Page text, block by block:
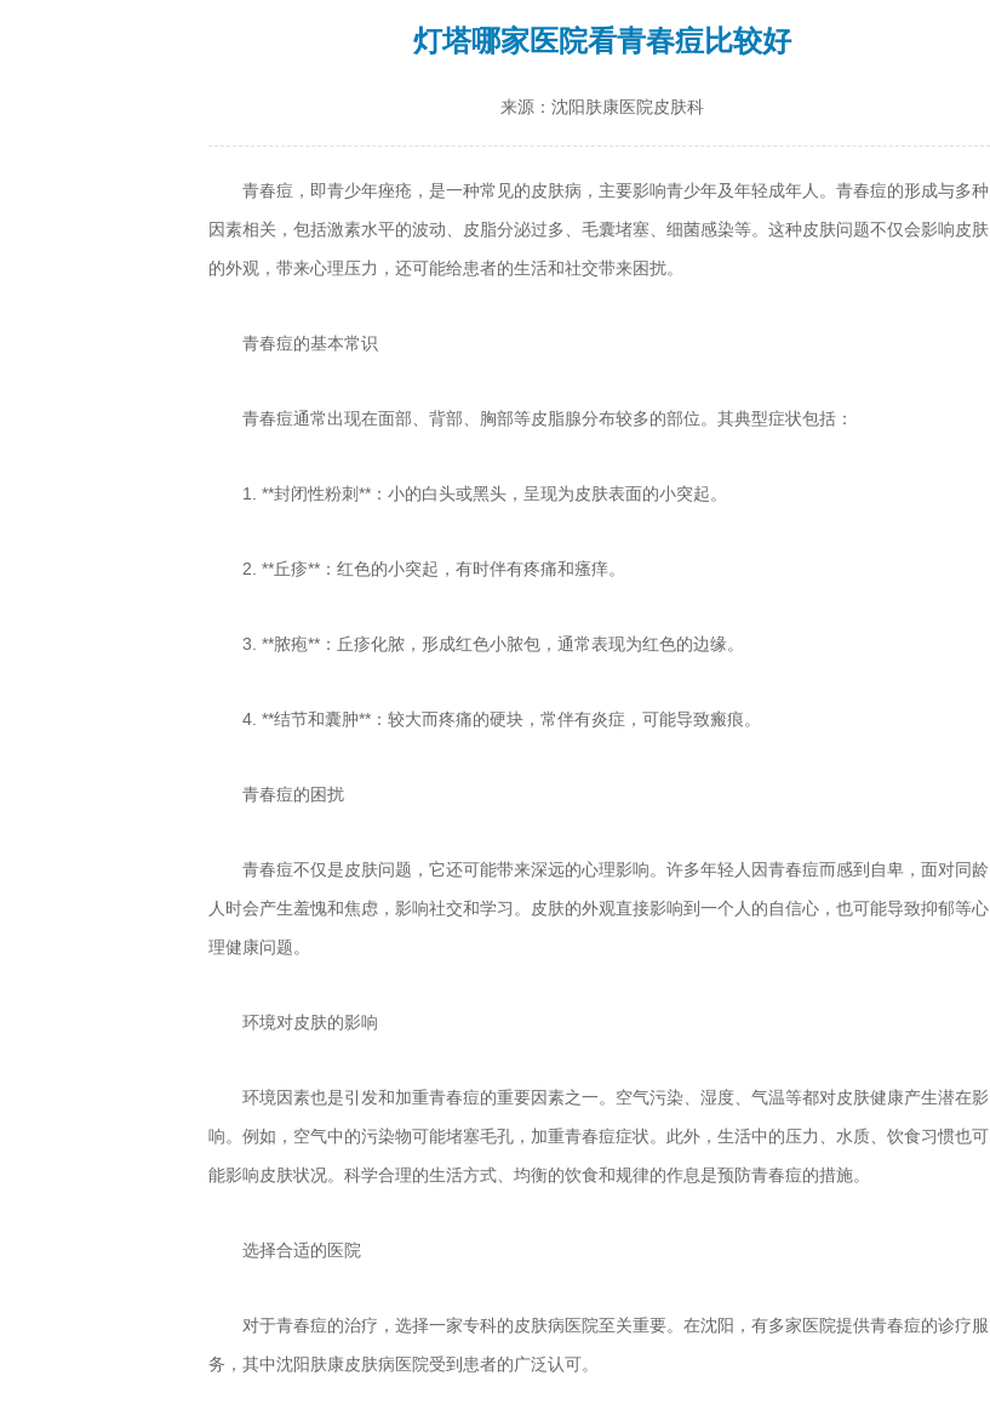
灯塔哪家医院看青春痘比较好
来源：沈阳肤康医院皮肤科
青春痘，即青少年痤疮，是一种常见的皮肤病，主要影响青少年及年轻成年人。青春痘的形成与多种
因素相关，包括激素水平的波动、皮脂分泌过多、毛囊堵塞、细菌感染等。这种皮肤问题不仅会影响皮肤
的外观，带来心理压力，还可能给患者的生活和社交带来困扰。
青春痘的基本常识
青春痘通常出现在面部、背部、胸部等皮脂腺分布较多的部位。其典型症状包括：
1. **封闭性粉刺**：小的白头或黑头，呈现为皮肤表面的小突起。
2. **丘疹**：红色的小突起，有时伴有疼痛和瘙痒。
3. **脓疱**：丘疹化脓，形成红色小脓包，通常表现为红色的边缘。
4. **结节和囊肿**：较大而疼痛的硬块，常伴有炎症，可能导致瘢痕。
青春痘的困扰
青春痘不仅是皮肤问题，它还可能带来深远的心理影响。许多年轻人因青春痘而感到自卑，面对同龄
人时会产生羞愧和焦虑，影响社交和学习。皮肤的外观直接影响到一个人的自信心，也可能导致抑郁等心
理健康问题。
环境对皮肤的影响
环境因素也是引发和加重青春痘的重要因素之一。空气污染、湿度、气温等都对皮肤健康产生潜在影
响。例如，空气中的污染物可能堵塞毛孔，加重青春痘症状。此外，生活中的压力、水质、饮食习惯也可
能影响皮肤状况。科学合理的生活方式、均衡的饮食和规律的作息是预防青春痘的措施。
选择合适的医院
对于青春痘的治疗，选择一家专科的皮肤病医院至关重要。在沈阳，有多家医院提供青春痘的诊疗服
务，其中沈阳肤康皮肤病医院受到患者的广泛认可。